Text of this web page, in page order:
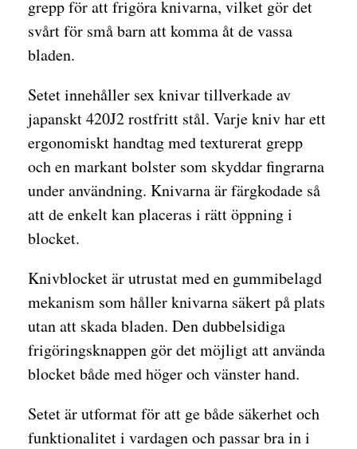
grepp för att frigöra knivarna, vilket gör det
svårt för små barn att komma åt de vassa
bladen.
Setet innehåller sex knivar tillverkade av
japanskt 420J2 rostfritt stål. Varje kniv har ett
ergonomiskt handtag med texturerat grepp
och en markant bolster som skyddar fingrarna
under användning. Knivarna är färgkodade så
att de enkelt kan placeras i rätt öppning i
blocket.
Knivblocket är utrustat med en gummibelagd
mekanism som håller knivarna säkert på plats
utan att skada bladen. Den dubbelsidiga
frigöringsknappen gör det möjligt att använda
blocket både med höger och vänster hand.
Setet är utformat för att ge både säkerhet och
funktionalitet i vardagen och passar bra in i